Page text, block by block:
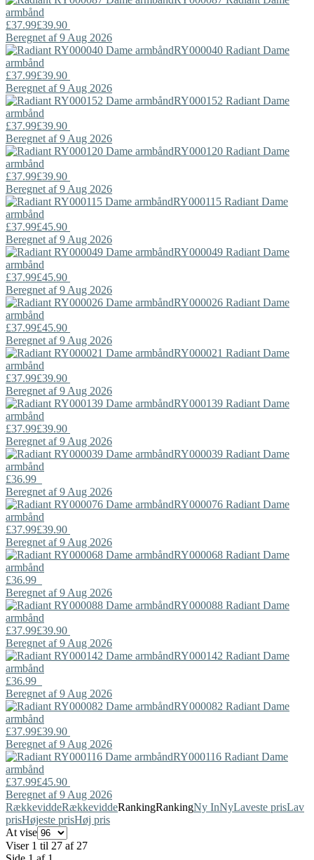
armbånd
£37.99£39.90
Beregnet af 9 Aug 2026
RY000040 Radiant Dame
armbånd
£37.99£39.90
Beregnet af 9 Aug 2026
RY000152 Radiant Dame
armbånd
£37.99£39.90
Beregnet af 9 Aug 2026
RY000120 Radiant Dame
armbånd
£37.99£39.90
Beregnet af 9 Aug 2026
RY000115 Radiant Dame
armbånd
£37.99£45.90
Beregnet af 9 Aug 2026
RY000049 Radiant Dame
armbånd
£37.99£45.90
Beregnet af 9 Aug 2026
RY000026 Radiant Dame
armbånd
£37.99£45.90
Beregnet af 9 Aug 2026
RY000021 Radiant Dame
armbånd
£37.99£39.90
Beregnet af 9 Aug 2026
RY000139 Radiant Dame
armbånd
£37.99£39.90
Beregnet af 9 Aug 2026
RY000039 Radiant Dame
armbånd
£36.99
Beregnet af 9 Aug 2026
RY000076 Radiant Dame
armbånd
£37.99£39.90
Beregnet af 9 Aug 2026
RY000068 Radiant Dame
armbånd
£36.99
Beregnet af 9 Aug 2026
RY000088 Radiant Dame
armbånd
£37.99£39.90
Beregnet af 9 Aug 2026
RY000142 Radiant Dame
armbånd
£36.99
Beregnet af 9 Aug 2026
RY000082 Radiant Dame
armbånd
£37.99£39.90
Beregnet af 9 Aug 2026
RY000116 Radiant Dame
armbånd
£37.99£45.90
Beregnet af 9 Aug 2026
RækkeviddeRækkeviddeRankingRankingNy InNyLaveste prisLav
prisHøjeste prisHøj pris
At vise
Viser 1 til 27 af 27